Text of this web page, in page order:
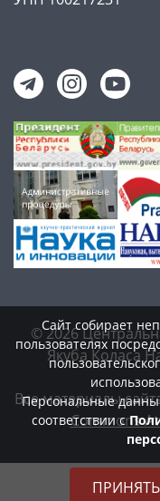
© 2026
Якуба Коласа
Все материалы
Commons
Сайт собирает
пользователях
Персональные
соответствии с
ПРИНЯТЬ